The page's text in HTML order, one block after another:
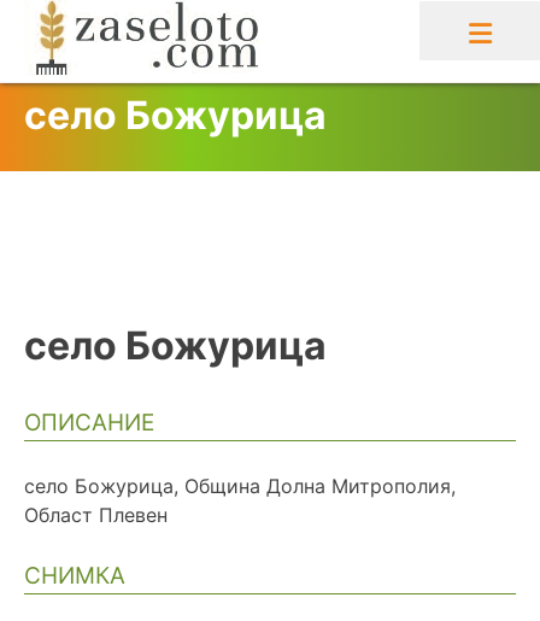
content
село Божурица
село Божурица
ОПИСАНИЕ
село Божурица, Община Долна Митрополия,
Област Плевен
СНИМКА